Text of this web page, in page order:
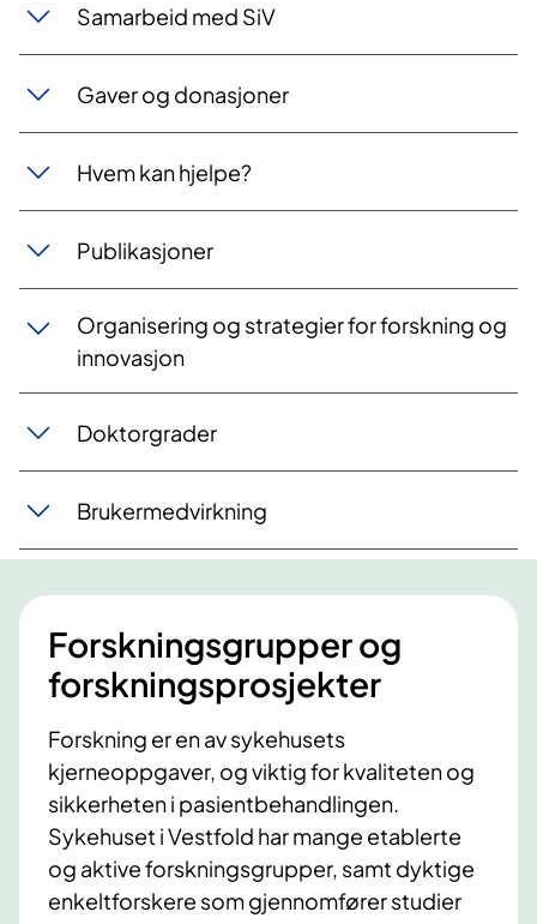
Samarbeid med SiV
​Gaver og donasjoner
Hvem kan hjelpe?
Publikasjoner
Organisering og strategier for forskning og
innovasjon
Doktorgrader
Brukermedvirkning
Forskningsgrupper og
forskningsprosjekter
Forskning er en av sykehusets
kjerneoppgaver, og viktig for kvaliteten og
sikkerheten i pasientbehandlingen.
Sykehuset i Vestfold har mange etablerte
og aktive forskningsgrupper, samt dyktige
enkeltforskere som gjennomfører studier